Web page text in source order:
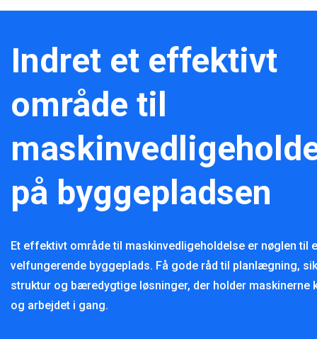
Indret et effektivt
område til
på byggepladsen
Et effektivt område til maskinvedligeholdelse er nøglen til
velfungerende byggeplads. Få gode råd til planlægning,
struktur og bæredygtige løsninger, der holder maskinerne
og arbejdet i gang.